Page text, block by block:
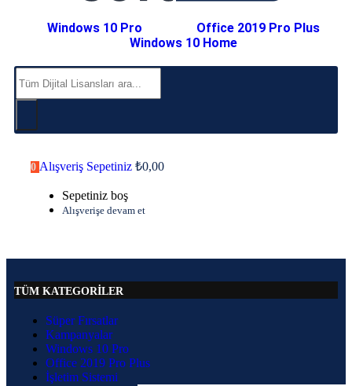
Windows 10 Pro
Office 2019 Pro Plus
Windows 10 Home
0 Alışveriş Sepetiniz ₺0,00
Sepetiniz boş
Alışverişe devam et
TÜM KATEGORİLER
Süper Fırsatlar
Kampanyalar
Windows 10 Pro
Office 2019 Pro Plus
İşletim Sistemi